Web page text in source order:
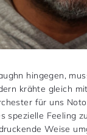
hingegen,
krähte gleich
für uns
spezielle Feeling
Weise